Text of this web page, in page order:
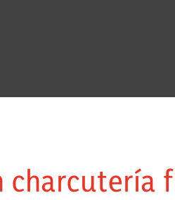
RSS
charcutería